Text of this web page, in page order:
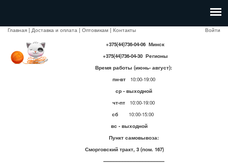
Главная | Доставка и оплата | Оптовикам | Контакты
Войти
+375(44)736-04-06 Минск
+375(44)736-04-30 Регионы
Время работы (июнь- август):
пн-вт
10:00-19:00
ср - выходной
чт-пт 10:00-19:00
сб
10:00-15:00
вс - выходной
Пункт самовывоза:
Сморговский тракт, 3 (пом. 167)
----------------------------------------